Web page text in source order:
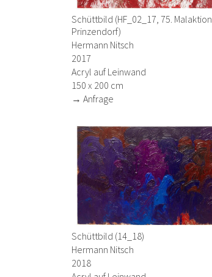
Schüttbild (HF_02_17, 75. Malaktion
Prinzendorf)
Hermann Nitsch
2017
Acryl auf Leinwand
150 x 200 cm
→ Anfrage
Schüttbild (14_18)
Hermann Nitsch
2018